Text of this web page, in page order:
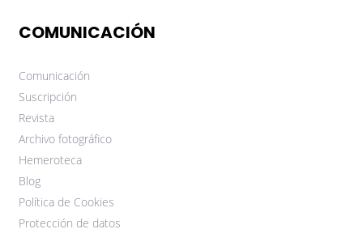
COMUNICACIÓN
Comunicación
Suscripción
Revista
Archivo fotográfico
Hemeroteca
Blog
Política de Cookies
Protección de datos